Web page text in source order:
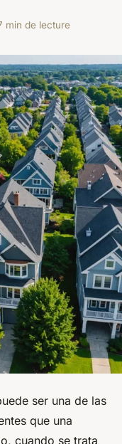
min de lecture
ser una de las
que una
cuando se trata